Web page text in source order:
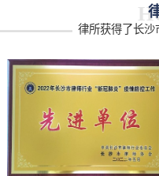
律所获得了长沙